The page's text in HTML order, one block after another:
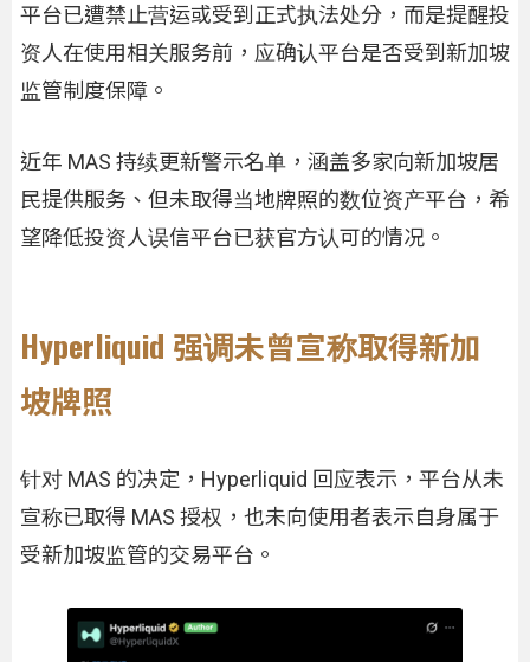
平台已遭禁止营运或受到正式执法处分，而是提醒投
资人在使用相关服务前，应确认平台是否受到新加坡
监管制度保障。
近年 MAS 持续更新警示名单，涵盖多家向新加坡居
民提供服务、但未取得当地牌照的数位资产平台，希
望降低投资人误信平台已获官方认可的情况。
Hyperliquid 强调未曾宣称取得新加
坡牌照
针对 MAS 的决定，Hyperliquid 回应表示，平台从未
宣称已取得 MAS 授权，也未向使用者表示自身属于
受新加坡监管的交易平台。